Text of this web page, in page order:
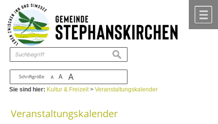
Zum Inhalt ,zur Navigation
Schriftgröße A A A
suchen
Sie sind hier: Kultur & Freizeit>Veranstaltungskalender
Veranstaltungskalender